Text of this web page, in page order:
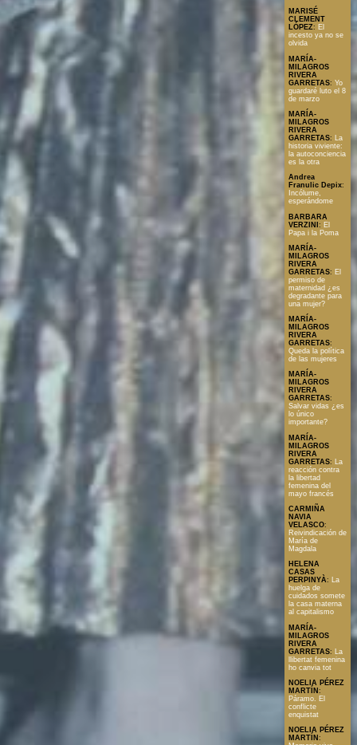
MARISÉ
CLEMENT
LÓPEZ: El
incesto ya no se
olvida
MARÍA-
MILAGROS
RIVERA
GARRETAS: Yo
guardaré luto el 8
de marzo
MARÍA-
MILAGROS
RIVERA
GARRETAS:
La
historia viviente:
la autoconciencia
es la otra
Andrea
Franulic Depix:
Incólume,
esperándome
BARBARA
VERZINI : El
Papa i la Poma
MARÍA-
MILAGROS
RIVERA
GARRETAS: El
permiso de
maternidad ¿es
degradante para
una mujer?
MARÍA-
MILAGROS
RIVERA
GARRETAS:
Queda la política
de las mujeres
MARÍA-
MILAGROS
RIVERA
GARRETAS:
Salvar vidas ¿es
lo único
importante?
MARÍA-
MILAGROS
RIVERA
GARRETAS:
La
reacción contra
la libertad
femenina del
mayo francés
CARMIÑA
NAVIA
VELASCO:
Reivindicación de
María de
Magdala
HELENA
CASAS
PERPINYÀ: La
huelga de
cuidados somete
la casa materna
al capitalismo
MARÍA-
MILAGROS
RIVERA
GARRETAS:
La
llibertat femenina
ho canvia tot
NOELIA PÉREZ
MARTÍN :
Páramo. El
conflicte
enquistat
NOELIA PÉREZ
MARTÍN :